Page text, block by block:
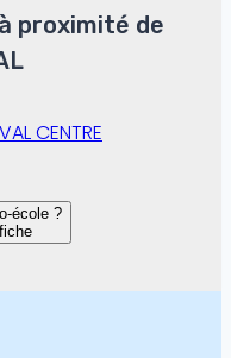
proximité de
CENTRE
école ?